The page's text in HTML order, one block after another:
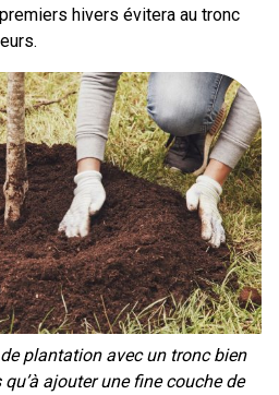
hivers évitera au tronc
plantation avec un tronc bien
ajouter une fine couche de